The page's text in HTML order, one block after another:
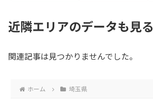
近隣エリアのデータも見る
関連記事は見つかりませんでした。
ホーム 埼玉県